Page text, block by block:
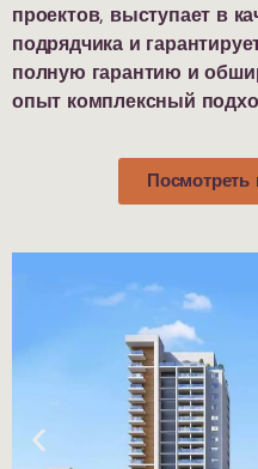
проектов, выступает в
подрядчика и
полную гарантию и
опыт комплексный
Посмотреть